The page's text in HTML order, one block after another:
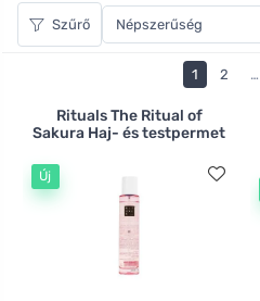
anyagoktól és állati eredetű
nem tesztelik állatokon.
környezetet, és előállításuk
erőforrások túlzott mértékű
illóolajoknak köszönhetően
kíméletesen ápolják a hajat
Szűrő
1 2 …
Rituals The Ritual of
Sakura Haj- és testpermet
Új